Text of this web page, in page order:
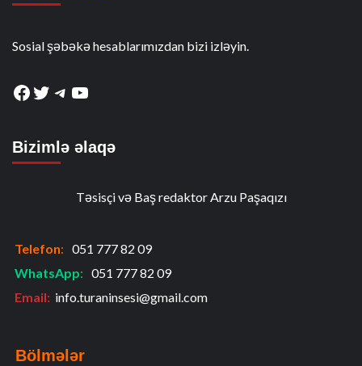
Sosial şəbəkə hesablarımızdan bizi izləyin.
Facebook
Twitter
Telegram
YouTube
Bizimlə əlaqə
Təsisçi və Baş redaktor Arzu Paşaqızı
Telefon: 051 777 82 09
WhatsApp: 051 777 82 09
Email: info.turaninsesi@gmail.com
Bölmələr